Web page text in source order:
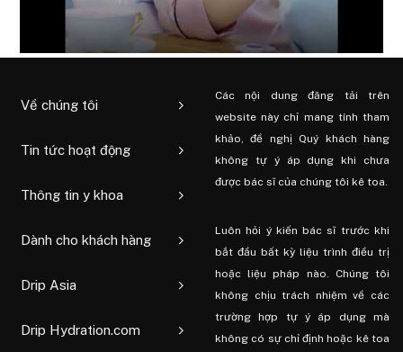
Về chúng tôi
Tin tức hoạt động
Thông tin y khoa
Dành cho khách hàng
Drip Asia
Drip Hydration.com
Các nội dung đăng tải trên
website này chỉ mang tính tham
khảo, đề nghị Quý khách hàng
không tự ý áp dụng khi chưa
được bác sĩ của chúng tôi kê toa.
Luôn hỏi ý kiến ​​bác sĩ trước khi
bắt đầu bất kỳ liệu trình điều trị
hoặc liệu pháp nào. Chúng tôi
không chịu trách nhiệm về các
trường hợp tự ý áp dụng mà
không có sự chỉ định hoặc kê toa